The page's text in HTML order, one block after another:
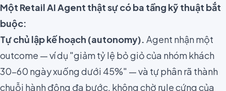
Một Retail AI Agent thật sự có ba tầng kỹ thuật bắt
buộc:
Tự chủ lập kế hoạch (autonomy). Agent nhận một
outcome — ví dụ "giảm tỷ lệ bỏ giỏ của nhóm khách
30–60 ngày xuống dưới 45%" — và tự phân rã thành
chuỗi hành động đa bước, không chờ rule cứng của